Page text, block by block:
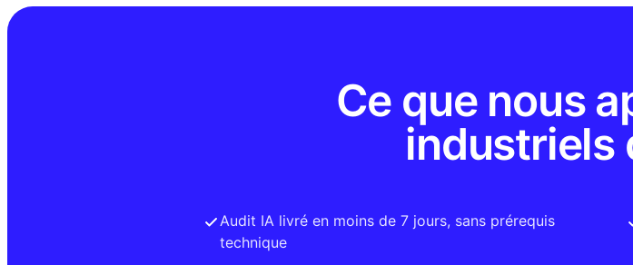
Ce que nous
industriels
Audit IA livré en moins de 7 jours, sans prérequis
technique